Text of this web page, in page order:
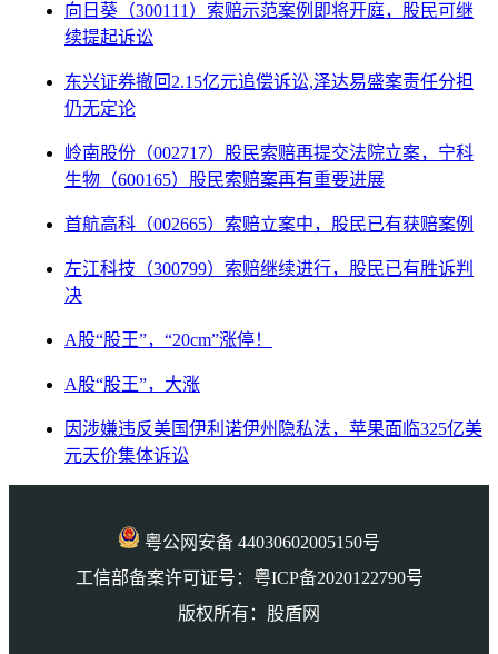
向日葵（300111）索赔示范案例即将开庭，股民可继
续提起诉讼
东兴证券撤回2.15亿元追偿诉讼,泽达易盛案责任分担
仍无定论
岭南股份（002717）股民索赔再提交法院立案，宁科
生物（600165）股民索赔案再有重要进展
首航高科（002665）索赔立案中，股民已有获赔案例
左江科技（300799）索赔继续进行，股民已有胜诉判
决
A股“股王”，“20cm”涨停！
A股“股王”，大涨
因涉嫌违反美国伊利诺伊州隐私法，苹果面临325亿美
元天价集体诉讼
粤公网安备 44030602005150号
工信部备案许可证号：粤ICP备2020122790号
版权所有：股盾网